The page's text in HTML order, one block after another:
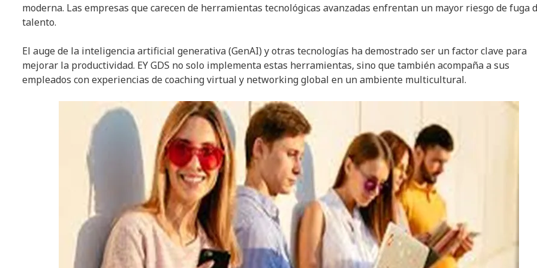
moderna. Las empresas que carecen de herramientas tecnológicas avanzadas enfrentan un mayor riesgo de fuga
talento.
El auge de la inteligencia artificial generativa (GenAI) y otras tecnologías ha demostrado ser un factor clave para
mejorar la productividad. EY GDS no solo implementa estas herramientas, sino que también acompaña a sus
empleados con experiencias de coaching virtual y networking global en un ambiente multicultural.